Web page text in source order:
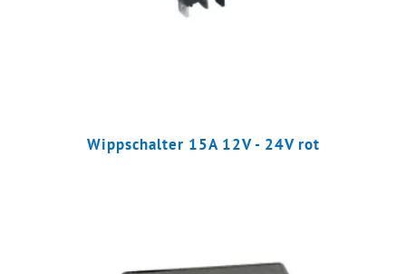
Wippschalter 15A 12V - 24V rot